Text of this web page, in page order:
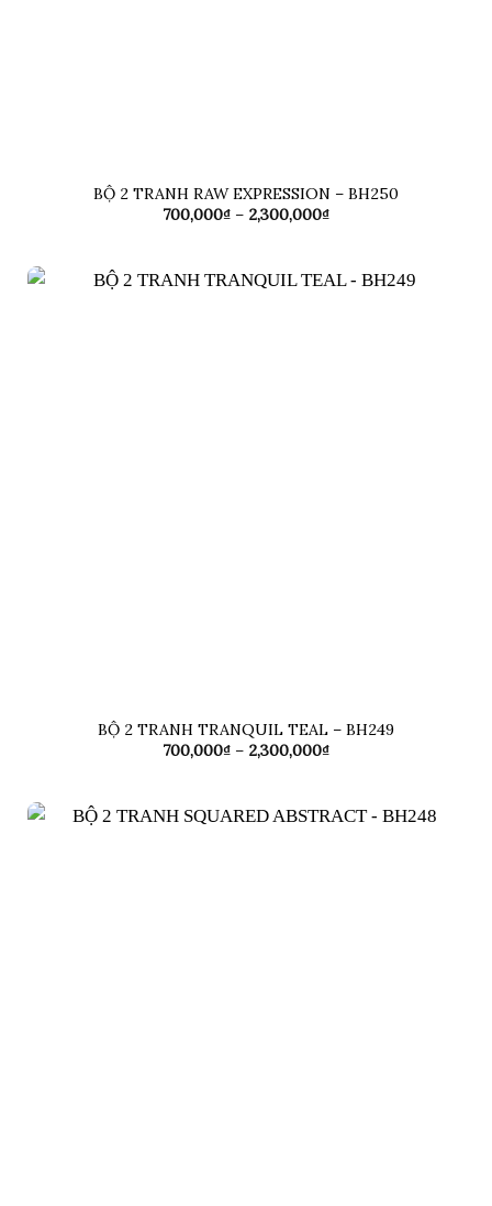
BỘ 2 TRANH RAW EXPRESSION – BH250
700,000₫ – 2,300,000₫Khoảng
đến
2,300,000₫
BỘ 2 TRANH TRANQUIL TEAL – BH249
700,000₫ – 2,300,000₫Khoảng
đến
2,300,000₫